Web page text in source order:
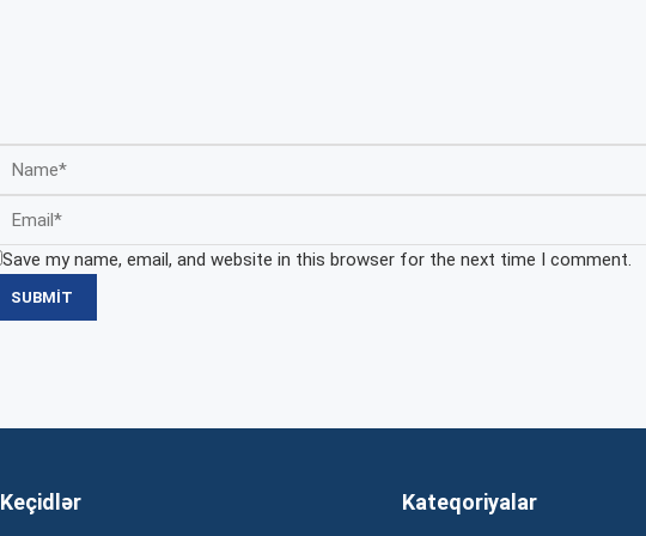
Save my name, email, and website in this browser for the next time I comment.
Keçidlər Kateqoriyalar